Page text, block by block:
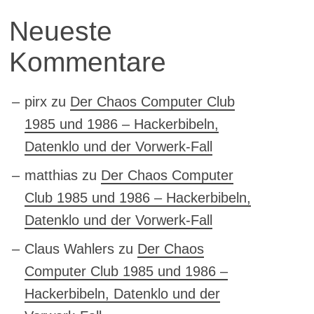
Neueste
Kommentare
pirxzu Der Chaos Computer Club
1985 und 1986 – Hackerbibeln,
Datenklo und der Vorwerk-Fall
matthiaszu Der Chaos Computer
Club 1985 und 1986 – Hackerbibeln,
Datenklo und der Vorwerk-Fall
Claus Wahlerszu Der Chaos
Computer Club 1985 und 1986 –
Hackerbibeln, Datenklo und der